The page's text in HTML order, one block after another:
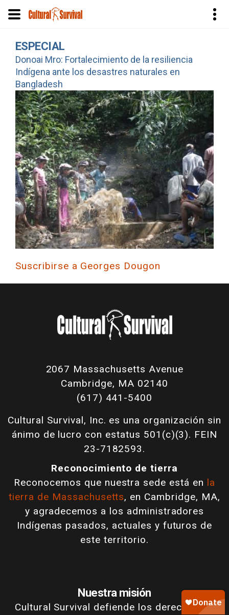
contenido
principal
ESPECIAL
Donoai Mro: Fortalecimiento de la resiliencia
Indígena ante los desastres naturales en
Bangladesh
Suscribirse a Georges Dougon
2067 Massachusetts Avenue
Cambridge, MA 02140
(617) 441-5400
Cultural Survival, Inc. es una organización sin
ánimo de lucro con estatus 501(c)(3). FEIN
23-7182593.
Reconocimiento de tierra
Reconocemos que nuestra sede está en la
tierra de Massachusetts, en Cambridge, MA,
y agradecemos a los administradores
Indígenas pasados, actuales y futuros de
este territorio.
Nuestra misión
Cultural Survival defiende los derechos de